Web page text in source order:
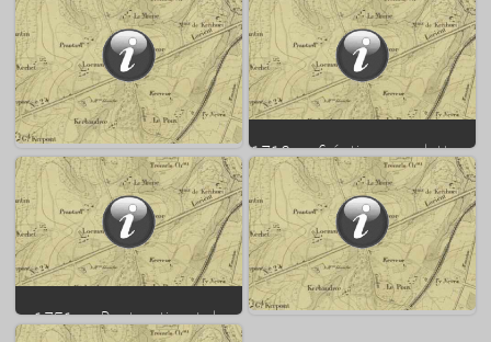
Port à Lorient – du philosophe
et homme politique Jules
Simon
Lorient – de Frédéric Cournet –
futur officier de réserve et
homme politique
1925 ⇒ Remplacement des
ormes du cours de Chazelles
par des platanes
1710 ⇒ Création – par lettres
patentes royales en
septembre 1710 – du marché
hebdomadaire – fixé le lundi
1751 ⇒ Destruction de la